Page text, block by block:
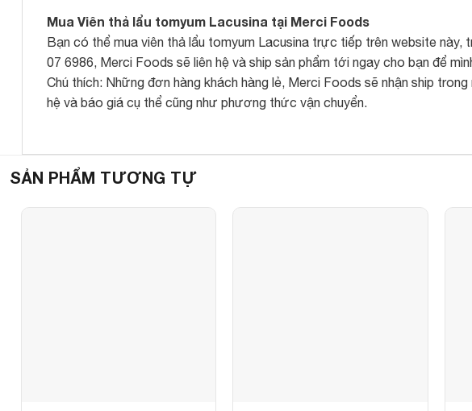
Mua Viên thả lẩu tomyum Lacusina tại Merci Foods
Bạn có thể mua viên thả lẩu tomyum Lacusina trực tiếp trên website này,
07 6986, Merci Foods sẽ liên hệ và ship sản phẩm tới ngay cho bạn để
Chú thích: Những đơn hàng khách hàng lẻ, Merci Foods sẽ nhận ship
hệ và báo giá cụ thể cũng như phương thức vận chuyển.
SẢN PHẨM TƯƠNG TỰ